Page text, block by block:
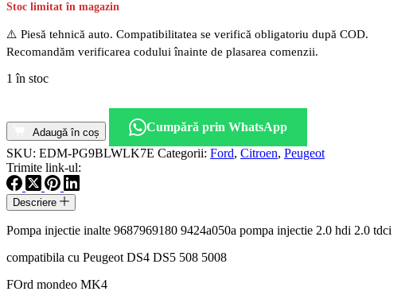
Stoc limitat în magazin
⚠️ Piesă tehnică auto. Compatibilitatea se verifică obligatoriu după COD.
Recomandăm verificarea codului înainte de plasarea comenzii.
1 în stoc
Pompa
injectie
Delphi
cod
9687969180
9424a050a
pompa
2.0
2.0
Adaugă în coș
Cumpără prin WhatsApp
SKU: EDM-PG9BLWLK7E Categorii: Ford, Citroen, Peugeot
Trimite link-ul:
Descriere
Pompa injectie inalte 9687969180 9424a050a pompa injectie 2.0 hdi 2.0 tdci
compatibila cu Peugeot DS4 DS5 508 5008
FOrd mondeo MK4